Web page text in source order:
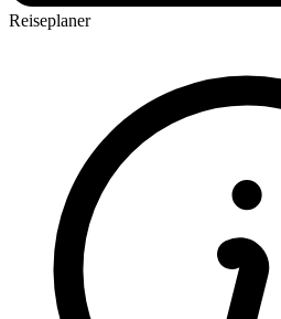
Reiseplaner